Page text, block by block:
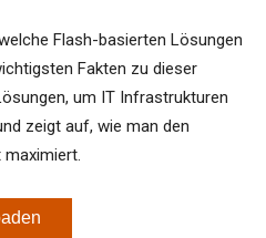
Flash-basierten Lösungen
Fakten zu dieser
um IT Infrastrukturen
zeigt auf, wie man den